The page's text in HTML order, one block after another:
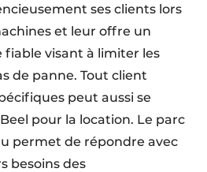
ses clients lors
et leur offre un
fiable visant à limiter les
de panne. Tout client
peut aussi se
pour la location. Le parc
permet de répondre avec
besoins des